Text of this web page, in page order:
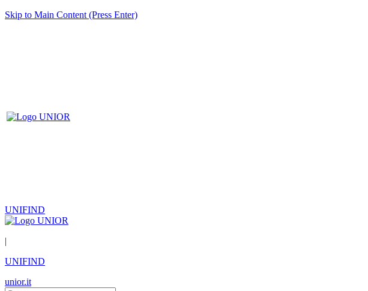
Skip to Main Content (Press Enter)
UNIFIND
|
UNIFIND
unior.it